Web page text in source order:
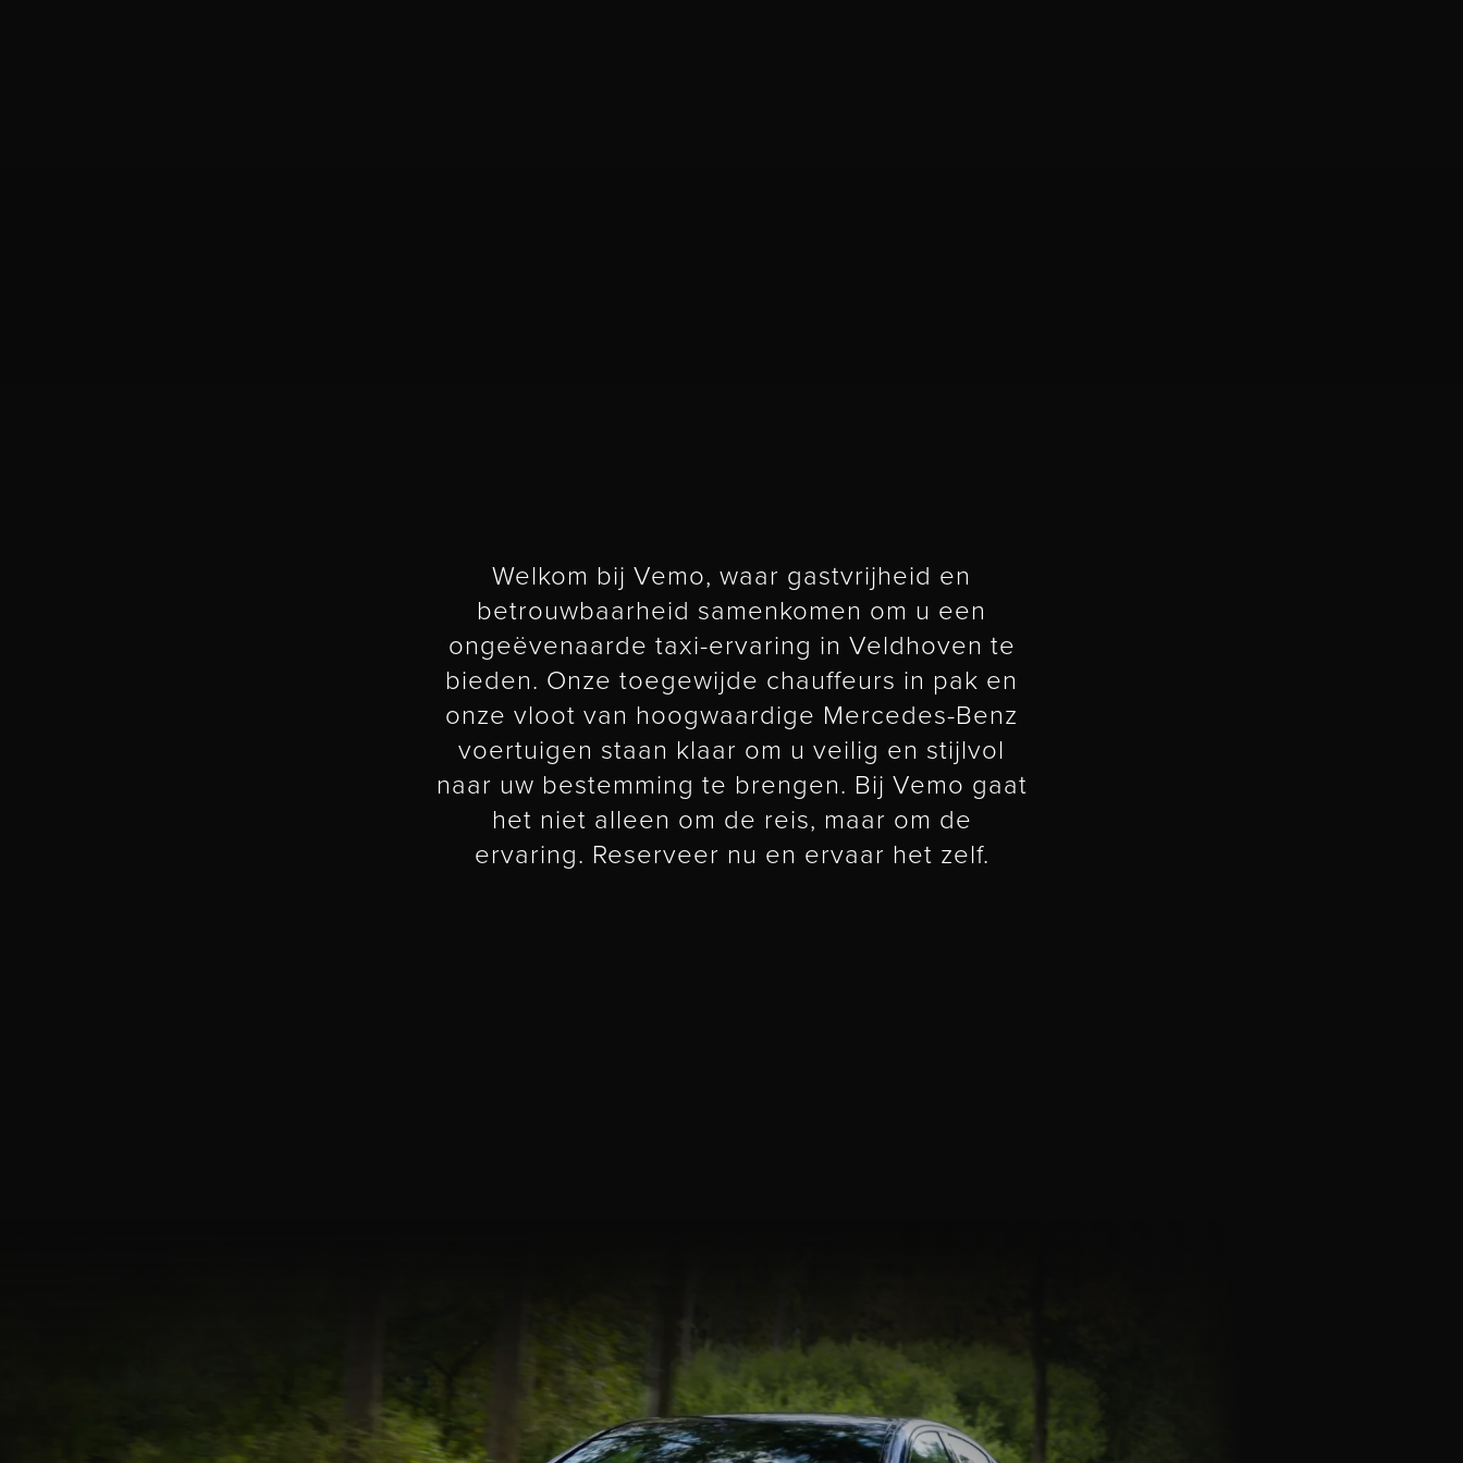
Welkom bij Vemo, waar gastvrijheid en
betrouwbaarheid samenkomen om u een
ongeëvenaarde taxi-ervaring in Veldhoven te
bieden. Onze toegewijde chauffeurs in pak en
onze vloot van hoogwaardige Mercedes-Benz
voertuigen staan klaar om u veilig en stijlvol
naar uw bestemming te brengen. Bij Vemo gaat
het niet alleen om de reis, maar om de
ervaring. Reserveer nu en ervaar het zelf.